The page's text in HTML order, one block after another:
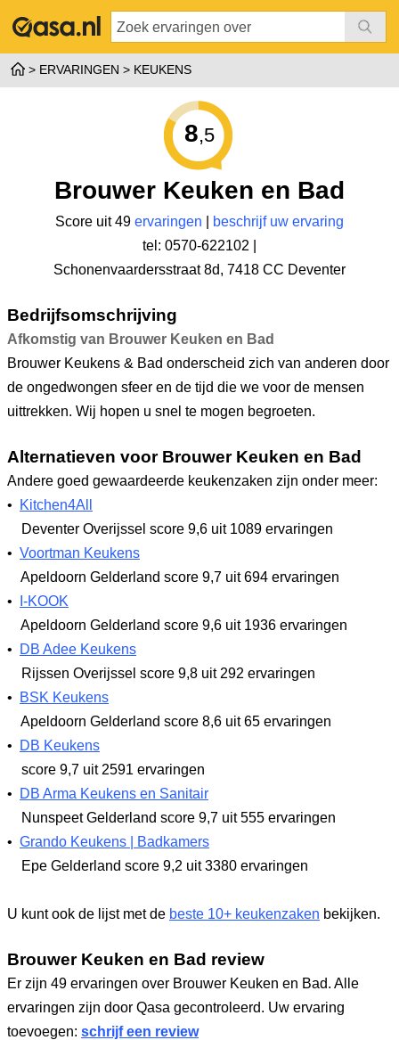
ERVARINGEN KEUKENS
8,5
Brouwer Keuken en Bad
Score uit 49 ervaringen
beschrijf uw ervaring
tel: 0570-622102 |
Schonenvaardersstraat 8d, 7418 CC Deventer
Bedrijfsomschrijving
Afkomstig van Brouwer Keuken en Bad
Brouwer Keukens & Bad onderscheid zich van anderen door
de ongedwongen sfeer en de tijd die we voor de mensen
uittrekken. Wij hopen u snel te mogen begroeten.
Alternatieven voor Brouwer Keuken en Bad
Andere goed gewaardeerde keukenzaken zijn onder meer:
•
Kitchen4All
Deventer Overijssel score 9,6 uit 1089 ervaringen
• Voortman Keukens
Apeldoorn Gelderland score 9,7 uit 694 ervaringen
•
I-KOOK
Apeldoorn Gelderland score 9,6 uit 1936 ervaringen
•
DB Adee Keukens
Rijssen Overijssel score 9,8 uit 292 ervaringen
•
BSK Keukens
Apeldoorn Gelderland score 8,6 uit 65 ervaringen
•
DB Keukens
score 9,7 uit 2591 ervaringen
•
DB Arma Keukens en Sanitair
Nunspeet Gelderland score 9,7 uit 555 ervaringen
• Grando Keukens | Badkamers
Epe Gelderland score 9,2 uit 3380 ervaringen
U kunt ook de lijst met de beste 10+ keukenzaken bekijken.
Brouwer Keuken en Bad review
Er zijn 49 ervaringen over Brouwer Keuken en Bad. Alle
ervaringen zijn door Qasa gecontroleerd. Uw ervaring
toevoegen: schrijf een review